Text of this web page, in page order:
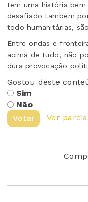
tem uma história bem
desafiado também
todo humanitárias,
Entre ondas e
acima de tudo, não
dura provocação
Gostou deste
Sim
Não
Votar
Ver